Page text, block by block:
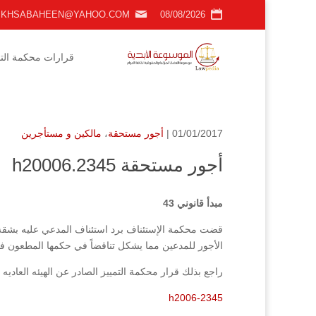
08/08/2026
KHSABAHEEN@YAHOO.COM
قرارات محكمة
01/01/2017 | أجور مستحقة، مالكين و مستأجرين
أجور مستحقة h20006.2345
مبدأ قانوني 43
قضت محكمة الإستئناف برد استئناف المدعي عليه
الأجور للمدعين مما يشكل تناقضاً في حكمها المطعون
راجع بذلك قرار محكمة التمييز الصادر عن الهيئه العاديه رقم (2345/2006) فصل
h2006-2345